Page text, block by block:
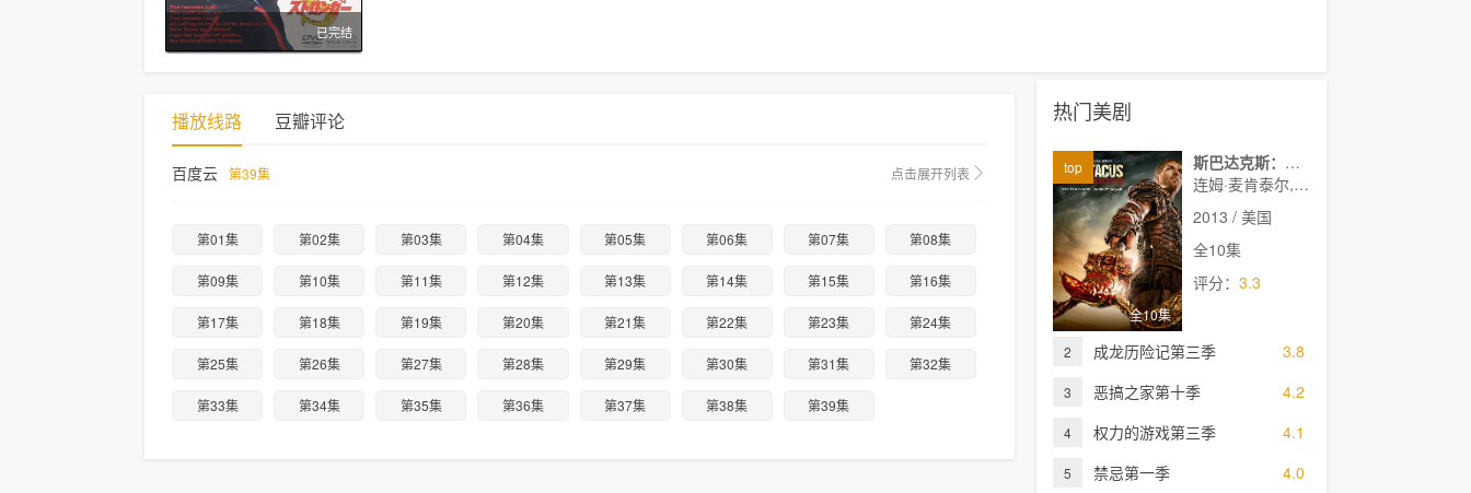
已完结
播放线路 豆瓣评论
百度云 第39集 点击展开列表
第01集 第02集 第03集 第04集 第05集 第06集 第07集 第08集
第09集 第10集 第11集 第12集 第13集 第14集 第15集 第16集
第17集 第18集 第19集 第20集 第21集 第22集 第23集 第24集
第25集 第26集 第27集 第28集 第29集 第30集 第31集 第32集
第33集 第34集 第35集 第36集 第37集 第38集 第39集
热门美剧
全10集
top
斯巴达克斯：诅咒者之战第三季
连姆·麦肯泰尔,马努·贝内特,丹尼尔·弗雷里格尔,帕纳·贺玛·泰勒,辛希亚·阿戴-罗宾森,达斯汀·克莱尔,希思琼斯,艾伦·霍尔曼,巴里·杜菲尔德,凯尔文泰勒
2013 / 美国
全10集
评分： 3.3
2 成龙历险记第三季 3.8
3 恶搞之家第十季 4.2
4 权力的游戏第三季 4.1
5 禁忌第一季 4.0